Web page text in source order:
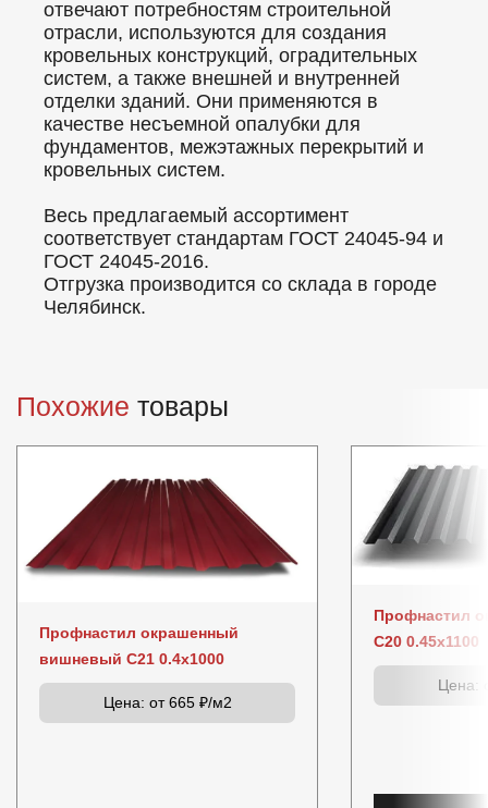
отвечают потребностям строительной
отрасли, используются для создания
кровельных конструкций, оградительных
систем, а также внешней и внутренней
отделки зданий. Они применяются в
качестве несъемной опалубки для
фундаментов, межэтажных перекрытий и
кровельных систем.
Весь предлагаемый ассортимент
соответствует стандартам ГОСТ 24045-94 и
ГОСТ 24045-2016.
Отгрузка производится со склада в городе
Челябинск.
Похожие товары
Профнастил окрашенный
вишневый C21 0.4x1000
Цена: от 665 ₽/м2
Профнастил
C20 0.45x1100
Цена: